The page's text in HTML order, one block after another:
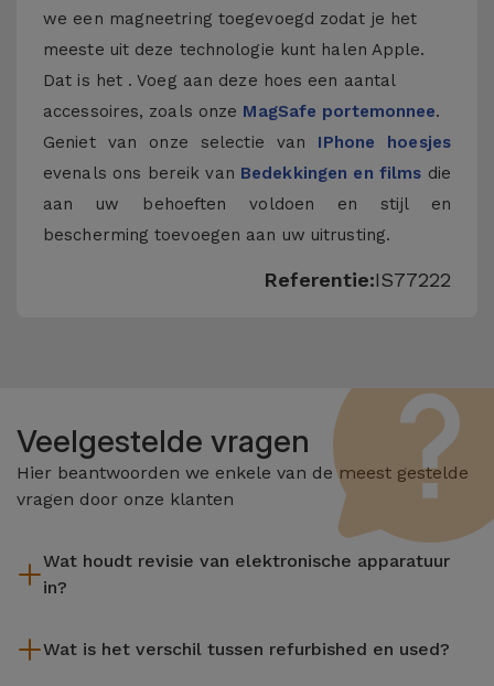
we een magneetring toegevoegd zodat je het
meeste uit deze technologie kunt halen Apple.
Dat is het . Voeg aan deze hoes een aantal
accessoires, zoals onze MagSafe portemonnee.
Geniet van onze selectie van IPhone hoesjes
evenals ons bereik van Bedekkingen en films die
aan uw behoeften voldoen en stijl en
bescherming toevoegen aan uw uitrusting.
Referentie:IS77222
Veelgestelde vragen
Hier beantwoorden we enkele van de meest gestelde
vragen door onze klanten
Wat houdt revisie van elektronische apparatuur
in?
reiniging, en niet te vergeten het repareren van elk defect
Wat is het verschil tussen refurbished en used?